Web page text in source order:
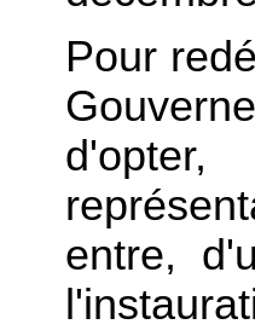
Pour
entre,